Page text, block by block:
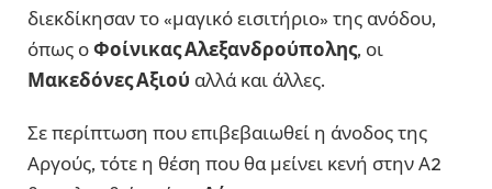
διεκδίκησαν το «μαγικό εισιτήριο» της ανόδου,
όπως οΦοίνικας Αλεξανδρούπολης, οι
Μακεδόνες Αξιού αλλά και άλλες.
Σε περίπτωση που επιβεβαιωθεί η άνοδος της
Αργούς, τότε η θέση που θα μείνει κενή στην Α2